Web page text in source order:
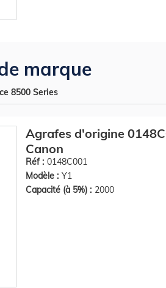
marque
8500 Series
Agrafes d'origine
Canon
Réf : 0148C001
Modèle : Y1
Capacité (à 5%) : 2000